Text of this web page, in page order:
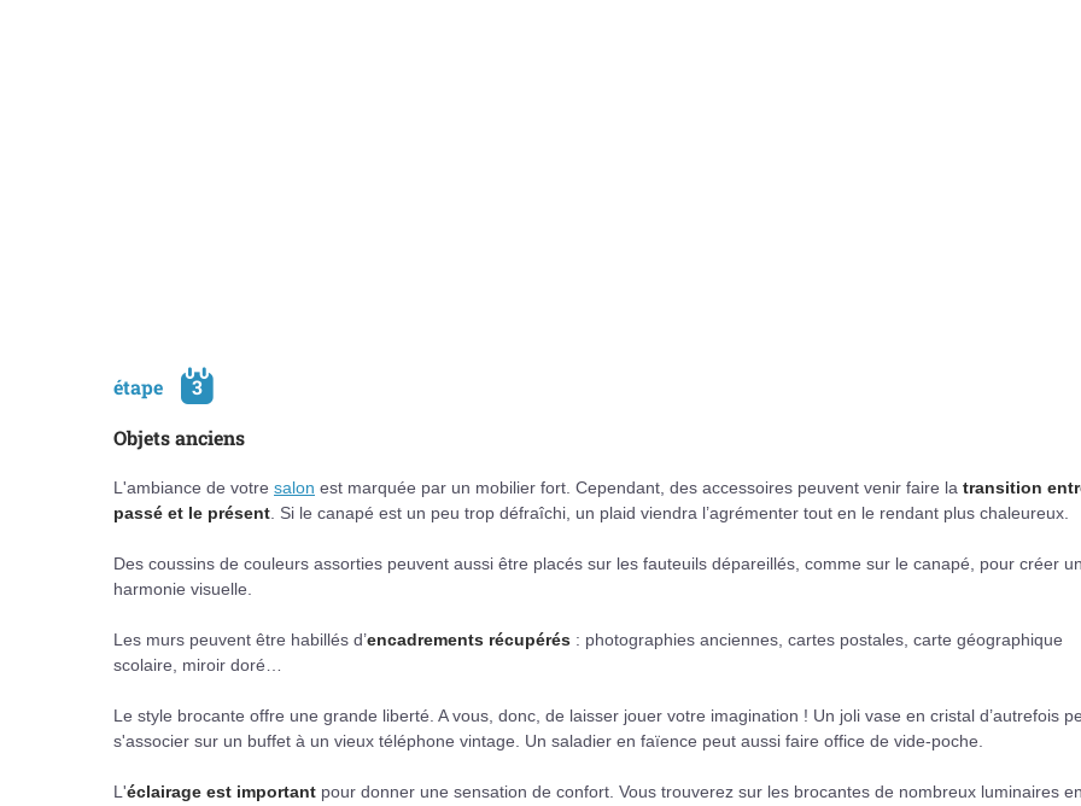
étape
3
Objets anciens
L'ambiance de votre salon est marquée par un mobilier fort. Cependant, des accessoires peuvent venir faire la transition
passé et le présent . Si le canapé est un peu trop défraîchi, un plaid viendra l’agrémenter tout en le rendant plus chaleureux.
Des coussins de couleurs assorties peuvent aussi être placés sur les fauteuils dépareillés, comme sur le canapé, pour créer
harmonie visuelle.
Les murs peuvent être habillés d’encadrements récupérés : photographies anciennes, cartes postales, carte géographique
scolaire, miroir doré…
Le style brocante offre une grande liberté. A vous, donc, de laisser jouer votre imagination ! Un joli vase en cristal d’autrefois
s'associer sur un buffet à un vieux téléphone vintage. Un saladier en faïence peut aussi faire office de vide-poche.
L'éclairage est important pour donner une sensation de confort. Vous trouverez sur les brocantes de nombreux luminaires